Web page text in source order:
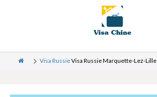
Visa RussieVisa Russie Marquette-Lez-Lille